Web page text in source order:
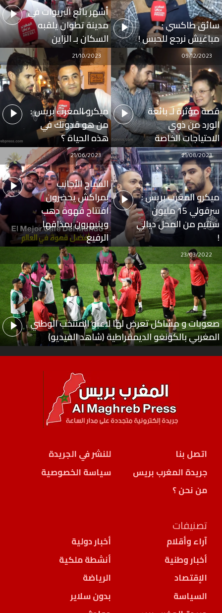
سائق طاكسي :
مباغيش نرجع للحبس !
أشهر بائع البريوات في
مدينة تطوان يلقبه
السكان بـ الزاين
قصة مؤثرة لـ بائعة
الورد من ذوي
الاحتياجات الخاصة
09/12/2023
ميكرو المغرب بريس :
من هو قدوتك في
هذه الحياة ؟
21/10/2023
ميكرو المغرب بريس :
سرقولي 15 مليون
سنتيم من المحل ديالي
!
21/08/2023
السياح الأجانب
بمراكش يحضرون
افتتاح قهوة دهب
وينبهرون بمذاقها
الرفيع
21/06/2023
صعوبات و مشاكل تعرض لها لاعبو المنتخب الوطني
المغربي بالكونغو الديمقراطية (شاهد الفيديو)
23/03/2022
اتصل بنا
للنشر في الجريدة
جريدة المغرب بريس
سياسة الخصوصية
من نحن ؟
تصنيفات
آراء وأقلام
أخبار دولية
أخبار وطنية
أنشطة ملكية
الإقتصاد
الرياضة
السياسة
بدون سلاير